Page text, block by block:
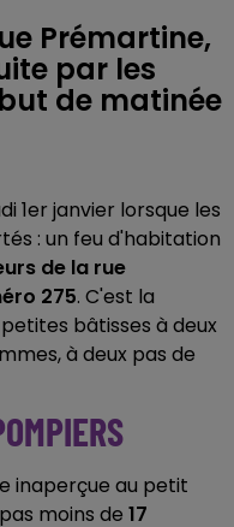
Prémartine,
par les
de matinée
1er janvier lorsque les
: un feu d'habitation
de la rue
275. C'est la
bâtisses à deux
à deux pas de
inaperçue au petit
moins de 17